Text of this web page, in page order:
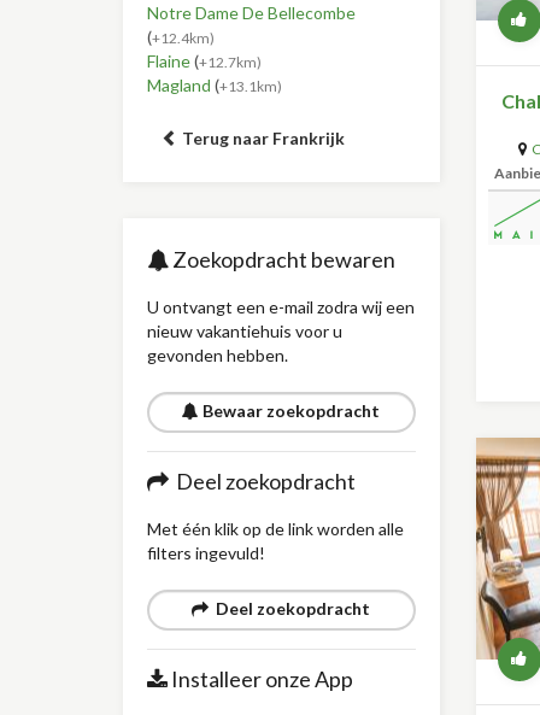
Notre Dame De Bellecombe
(+12.4km)
Flaine(+12.7km)
Magland (+13.1km)
Terug naar Frankrijk
Zoekopdracht bewaren
U ontvangt een e-mail zodra wij een
nieuw vakantiehuis voor u
gevonden hebben.
Bewaar zoekopdracht
Deel zoekopdracht
Met één klik op de link worden alle
filters ingevuld!
Deel zoekopdracht
Installeer onze App